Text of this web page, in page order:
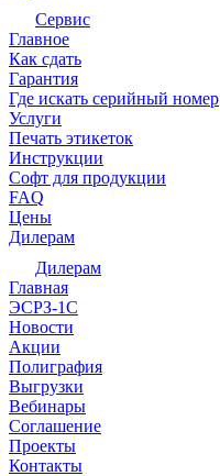
Сервис
Главное
Как сдать
Гарантия
Где искать серийный номер
Услуги
Печать этикеток
Инструкции
Софт для продукции
FAQ
Цены
Дилерам
Дилерам
Главная
ЭСРЗ-1С
Новости
Акции
Полиграфия
Выгрузки
Вебинары
Соглашение
Проекты
Контакты